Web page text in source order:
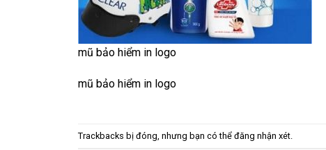
mũ bảo hiểm in logo
mũ bảo hiểm in logo
Trackbacks bị đóng, nhưng bạn có thể đăng nhận xét